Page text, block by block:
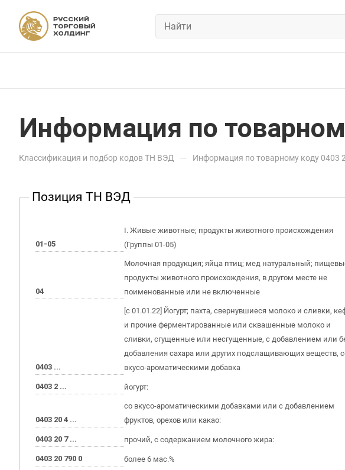
Информация по
Классификация и подбор кодов ТН ВЭД — Информация по товарному коду 0403
Позиция ТН ВЭД
01-05
I. Живые животные; продукты животного происхождения
(Группы 01-05)
04
Молочная продукция; яйца птиц; мед натуральный;
продукты животного происхождения, в другом месте не
поименованные или не включенные
0403 ...
[с 01.01.22] Йогурт; пахта, свернувшиеся молоко и сливки,
и прочие ферментированные или сквашенные молоко и
сливки, сгущенные или несгущенные, с добавлением или
добавления сахара или других подслащивающих веществ,
вкусо-ароматическими добавка
0403 2 ... йогурт:
0403 20 4 ...
со вкусо-ароматическими добавками или с добавлением
фруктов, орехов или какао:
0403 20 7 ... прочий, с содержанием молочного жира:
0403 20 790 0 более 6 мас.%